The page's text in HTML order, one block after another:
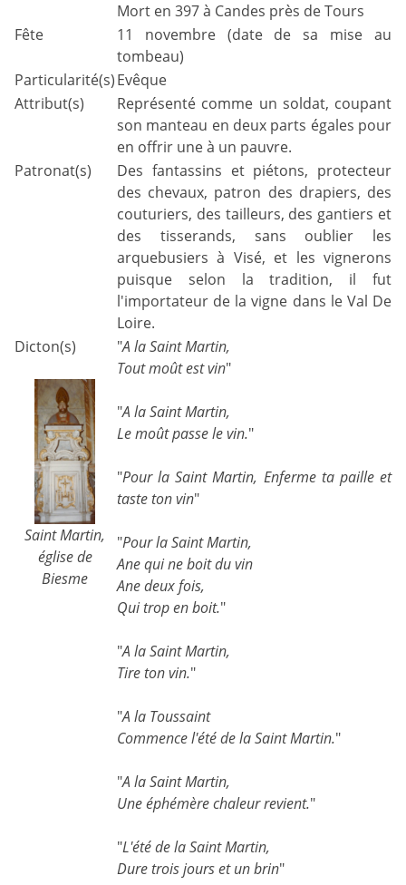
Mort en 397 à Candes près de Tours
Fête
11 novembre (date de sa mise au
tombeau)
Particularité(s)Evêque
Attribut(s)
Représenté comme un soldat, coupant
son manteau en deux parts égales pour
en offrir une à un pauvre.
Patronat(s)
Des fantassins et piétons, protecteur
des chevaux, patron des drapiers, des
couturiers, des tailleurs, des gantiers et
des tisserands, sans oublier les
arquebusiers à Visé, et les vignerons
puisque selon la tradition, il fut
l'importateur de la vigne dans le Val De
Loire.
Dicton(s)
Saint Martin,
église de
Biesme
"A la Saint Martin,
Tout moût est vin"
"A la Saint Martin,
Le moût passe le vin."
"Pour la Saint Martin, Enferme ta paille et
taste ton vin"
"Pour la Saint Martin,
Ane qui ne boit du vin
Ane deux fois,
Qui trop en boit."
"A la Saint Martin,
Tire ton vin."
"A la Toussaint
Commence l'été de la Saint Martin."
"A la Saint Martin,
Une éphémère chaleur revient."
"L'été de la Saint Martin,
Dure trois jours et un brin"